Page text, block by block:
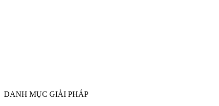
DANH MỤC GIẢI PHÁP